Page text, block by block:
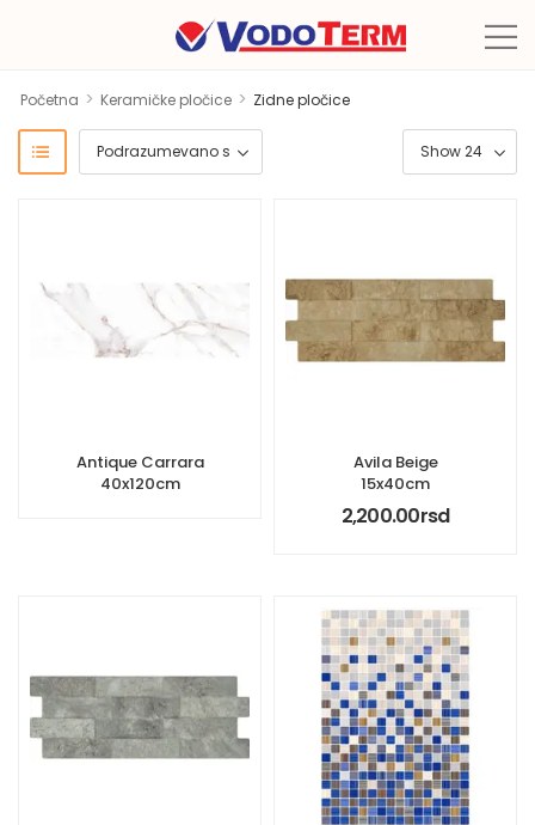
Početna > Keramičke pločice > Zidne pločice
Antique Carrara
40x120cm
Avila Beige
15x40cm
2,200.00rsd